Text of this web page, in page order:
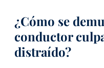
¿Cómo se
conductor
distraído?